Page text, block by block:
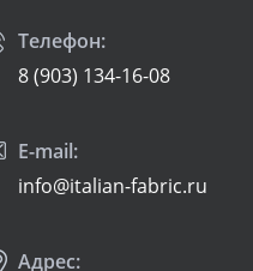
Телефон:
8 (903) 134-16-08
E-mail:
info@italian-fabric.ru
Адрес: